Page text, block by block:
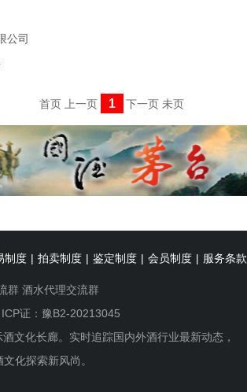
公司
首页 上一页 1 下一页 未页
制度 | 拍卖制度 | 鉴定制度 | 会员制度 | 服务条款
群 酒水代理交流群
ICP证：豫B2-20213045
文化长廊。实时追踪国内外酒行业最新动态，
化探索新风尚。